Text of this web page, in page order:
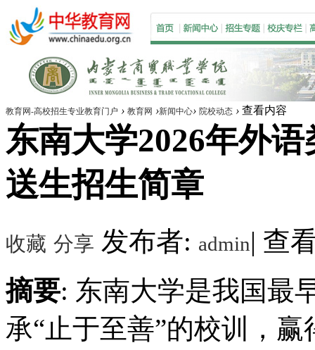
教育网-高校招生专业教育门户 › 教育网 ›新闻中心› 院校动态 › 查看内容
东南大学2026年外语
送生招生简章
收藏 分享 发布者: admin| 查
摘要: 东南大学是我国最
承“止于至善”的校训，